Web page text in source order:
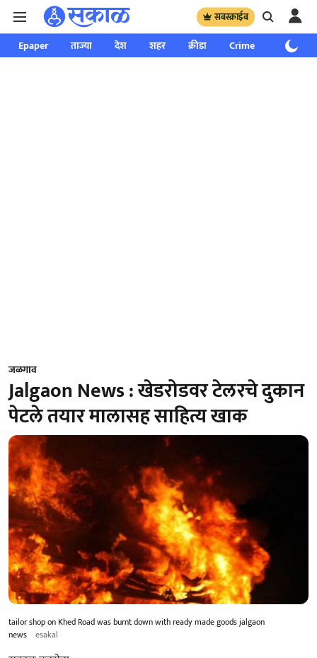
सबस्क्राईब
Epaper ताज्या देश शहर क्रीडा Crime साप्ताहिक
जळगाव
Jalgaon News : खेडरोडवर टेलरचे दुकान
पेटले तयार मालासह साहित्य खाक
tailor shop on Khed Road was burnt down with ready made goods jalgaon
news esakal